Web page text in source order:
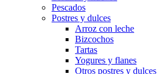
Pescados
Postres y dulces
Arroz con leche
Bizcochos
Tartas
Yogures y flanes
Otros postres y dulces